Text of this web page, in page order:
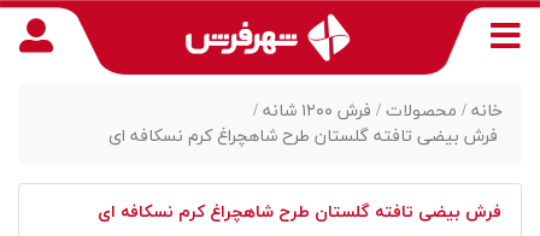
دسترسی
خانه / محصولات / فرش ۱۲۰۰ شانه /
فرش بیضی تافته گلستان طرح شاهچراغ کرم نسکافه ای
فرش بیضی تافته گلستان طرح شاهچراغ کرم نسکافه ای